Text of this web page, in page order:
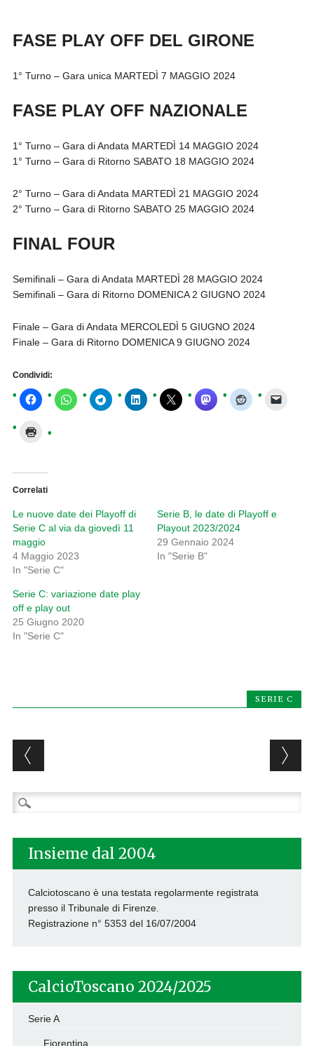
FASE PLAY OFF DEL GIRONE
1° Turno – Gara unica MARTEDÌ 7 MAGGIO 2024
FASE PLAY OFF NAZIONALE
1° Turno – Gara di Andata MARTEDÌ 14 MAGGIO 2024
1° Turno – Gara di Ritorno SABATO 18 MAGGIO 2024
2° Turno – Gara di Andata MARTEDÌ 21 MAGGIO 2024
2° Turno – Gara di Ritorno SABATO 25 MAGGIO 2024
FINAL FOUR
Semifinali – Gara di Andata MARTEDÌ 28 MAGGIO 2024
Semifinali – Gara di Ritorno DOMENICA 2 GIUGNO 2024
Finale – Gara di Andata MERCOLEDÌ 5 GIUGNO 2024
Finale – Gara di Ritorno DOMENICA 9 GIUGNO 2024
Condividi:
Correlati
Le nuove date dei Playoff di
Serie C al via da giovedì 11
maggio
4 Maggio 2023
In "Serie C"
Serie B, le date di Playoff e
Playout 2023/2024
29 Gennaio 2024
In "Serie B"
Serie C: variazione date play
off e play out
25 Giugno 2020
In "Serie C"
SERIE C
Post navigation
Ricerca
per:
Insieme dal 2004
Calciotoscano è una testata regolarmente registrata
presso il Tribunale di Firenze.
Registrazione n° 5353 del 16/07/2004
CalcioToscano 2024/2025
Serie A
Fiorentina